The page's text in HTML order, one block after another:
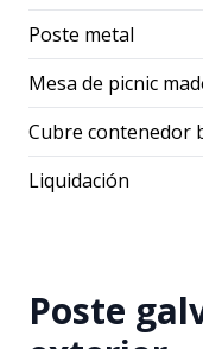
Poste metal
Mesa de picnic
Cubre contenedor
Liquidación
Poste